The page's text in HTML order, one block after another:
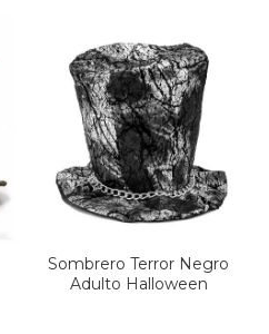
Sombrero Terror Negro
Adulto Halloween